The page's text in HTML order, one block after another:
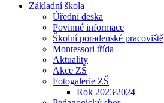
Základní škola
Úřední deska
Povinné informace
Školní poradenské pracoviště
Montessori třída
Aktuality
Akce ZŠ
Fotogalerie ZŠ
Rok 2023⁄2024